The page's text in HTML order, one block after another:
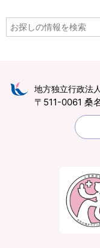
地方独立行政法人
〒511-0061 桑